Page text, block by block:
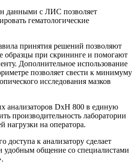
данными с ЛИС позволяет
гематологические
принятия решений позволяют
образцы при скрининге и помогают
Дополнительное использование
позволяет свести к минимуму
исследования мазков
анализаторов DxH 800 в единую
производительность лаборатории
нагрузки на оператора.
доступа к анализатору сделает
удобным общение со специалистами